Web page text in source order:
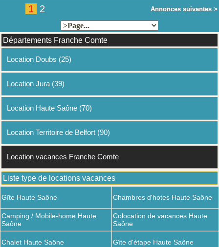
1 2 Annonces suivantes >
Départements Franche Comte
Location Doubs (25)
Location Jura (39)
Location Haute Saône (70)
Location Territoire de Belfort (90)
Location vacances Franche Comte
Liste type de locations vacances
Gîte Haute Saône Chambres d'hotes Haute Saône
Camping / Mobile-home Haute
Saône
Colocation de vacances Haute
Saône
Chalet Haute Saône Gîte d'étape Haute Saône